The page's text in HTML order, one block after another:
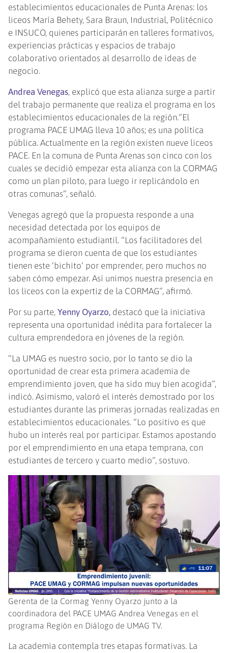
establecimientos educacionales de Punta Arenas: los
liceos María Behety, Sara Braun, Industrial, Politécnico
e INSUCO, quienes participarán en talleres formativos,
experiencias prácticas y espacios de trabajo
colaborativo orientados al desarrollo de ideas de
negocio.
Andrea Venegas, explicó que esta alianza surge a partir
del trabajo permanente que realiza el programa en los
establecimientos educacionales de la región.“El
programa PACE UMAG lleva 10 años; es una política
pública. Actualmente en la región existen nueve liceos
PACE. En la comuna de Punta Arenas son cinco con los
cuales se decidió empezar esta alianza con la CORMAG
como un plan piloto, para luego ir replicándolo en
otras comunas”, señaló.
Venegas agregó que la propuesta responde a una
necesidad detectada por los equipos de
acompañamiento estudiantil. “Los facilitadores del
programa se dieron cuenta de que los estudiantes
tienen este ‘bichito’ por emprender, pero muchos no
saben cómo empezar. Así unimos nuestra presencia en
los liceos con la expertiz de la CORMAG”, afirmó.
Por su parte,Yenny Oyarzo, destacó que la iniciativa
representa una oportunidad inédita para fortalecer la
cultura emprendedora en jóvenes de la región.
“La UMAG es nuestro socio, por lo tanto se dio la
oportunidad de crear esta primera academia de
emprendimiento joven, que ha sido muy bien acogida”,
indicó. Asimismo, valoró el interés demostrado por los
estudiantes durante las primeras jornadas realizadas en
establecimientos educacionales. “Lo positivo es que
hubo un interés real por participar. Estamos apostando
por el emprendimiento en una etapa temprana, con
estudiantes de tercero y cuarto medio”, sostuvo.
Gerenta de la Cormag Yenny Oyarzo junto a la
coordinadora del PACE UMAG Andrea Venegas en el
programa Región en Diálogo de UMAG TV.
La academia contempla tres etapas formativas. La